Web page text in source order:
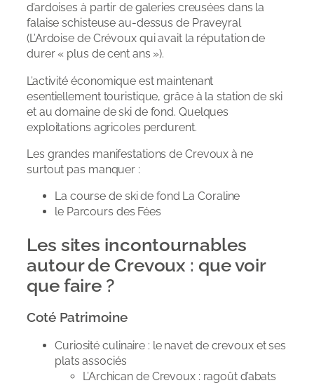
d’ardoises à partir de galeries creusées dans la
falaise schisteuse au-dessus de Praveyral
(L’Ardoise de Crévoux qui avait la réputation de
durer « plus de cent ans »).
L’activité économique est maintenant
esentiellement touristique, grâce à la station de ski
et au domaine de ski de fond. Quelques
exploitations agricoles perdurent.
Les grandes manifestations de Crevoux à ne
surtout pas manquer :
La course de ski de fond La Coraline
le Parcours des Fées
Les sites incontournables
autour de Crevoux : que voir
que faire ?
Coté Patrimoine
Curiosité culinaire : le navet de crevoux et ses
plats associés
L’Archican de Crevoux : ragoût d’abats